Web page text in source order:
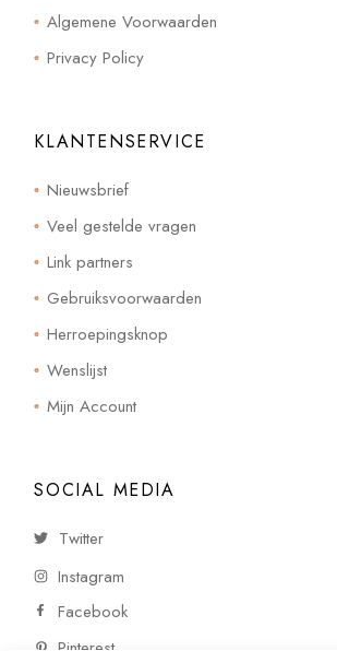
Algemene Voorwaarden
Privacy Policy
KLANTENSERVICE
Nieuwsbrief
Veel gestelde vragen
Link partners
Gebruiksvoorwaarden
Herroepingsknop
Wenslijst
Mijn Account
SOCIAL MEDIA
Twitter
Instagram
Facebook